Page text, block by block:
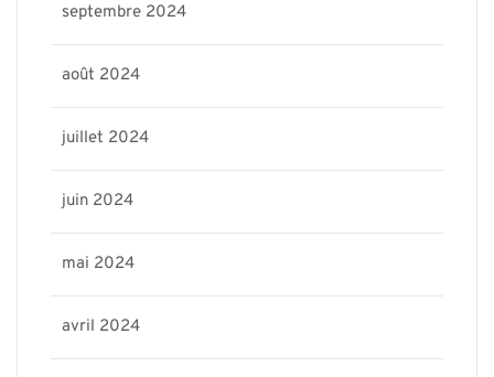
septembre 2024
août 2024
juillet 2024
juin 2024
mai 2024
avril 2024